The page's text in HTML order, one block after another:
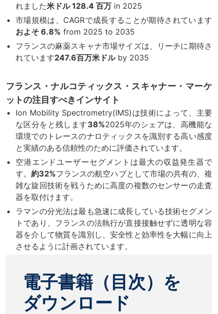
れました米ドル 128.4 百万 in 2025
市場規模は、CAGRで成長することが期待されています
およそ 6.8% from 2025 to 2035
フランスの麻薬スキャナ市場サイズは、リーチに期待さ
れています247.6百万米ドルby 2035
フランス・ナルコティックス・スキャナー・マーケ
ットの注目すべきインサイト
Ion Mobility Spectrometry(IMS)は技術によって、主要
な区分をと残します38%2025年のシェアは、高機能な
環境でのトレースのナロティックスを識別する高い感度
と実績のある信頼性のために評価されています。
空港エンドユーザーセグメントは最大の収益発生器で
す。約32%フランスの航空ハブとして市場の共有の、複
雑な旋回技術を戦うために高度の複数のセンサーの走査
器を取付けます。
ラマンの分光法は最も急速に成長している技術セグメン
トであり、フランスの法執行が直接接触せずに透明な容
器を介して物質を識別し、安全性と効率性を大幅に向上
させるように計画されています。
電子書籍（目次）を
ダウンロード